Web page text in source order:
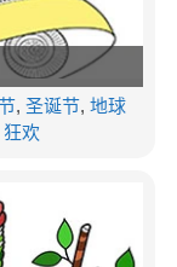
, 圣诞节, 地球
狂欢